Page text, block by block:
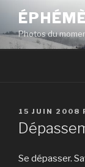
contenu
principal
Photos du
PUBLIÉ
LE
15 JUIN 2008
Se dépasser.